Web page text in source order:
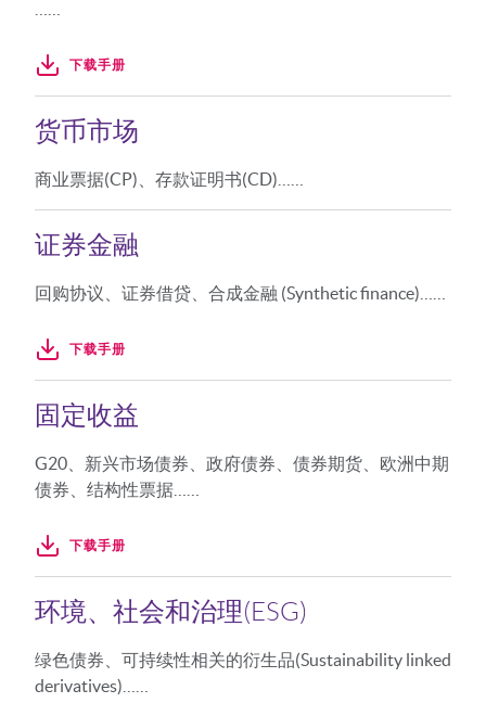
下载手册
货币市场
商业票据(CP)、存款证明书(CD)……
证券金融
回购协议、证券借贷、合成金融 (Synthetic finance)……
下载手册
固定收益
G20、新兴市场债券、政府债券、债券期货、欧洲中期
债券、结构性票据……
下载手册
环境、社会和治理(ESG)
绿色债券、可持续性相关的衍生品(Sustainability linked
derivatives)……